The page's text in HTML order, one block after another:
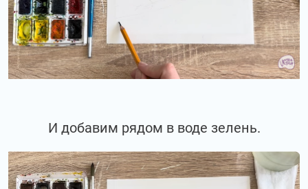
И добавим рядом в воде зелень.